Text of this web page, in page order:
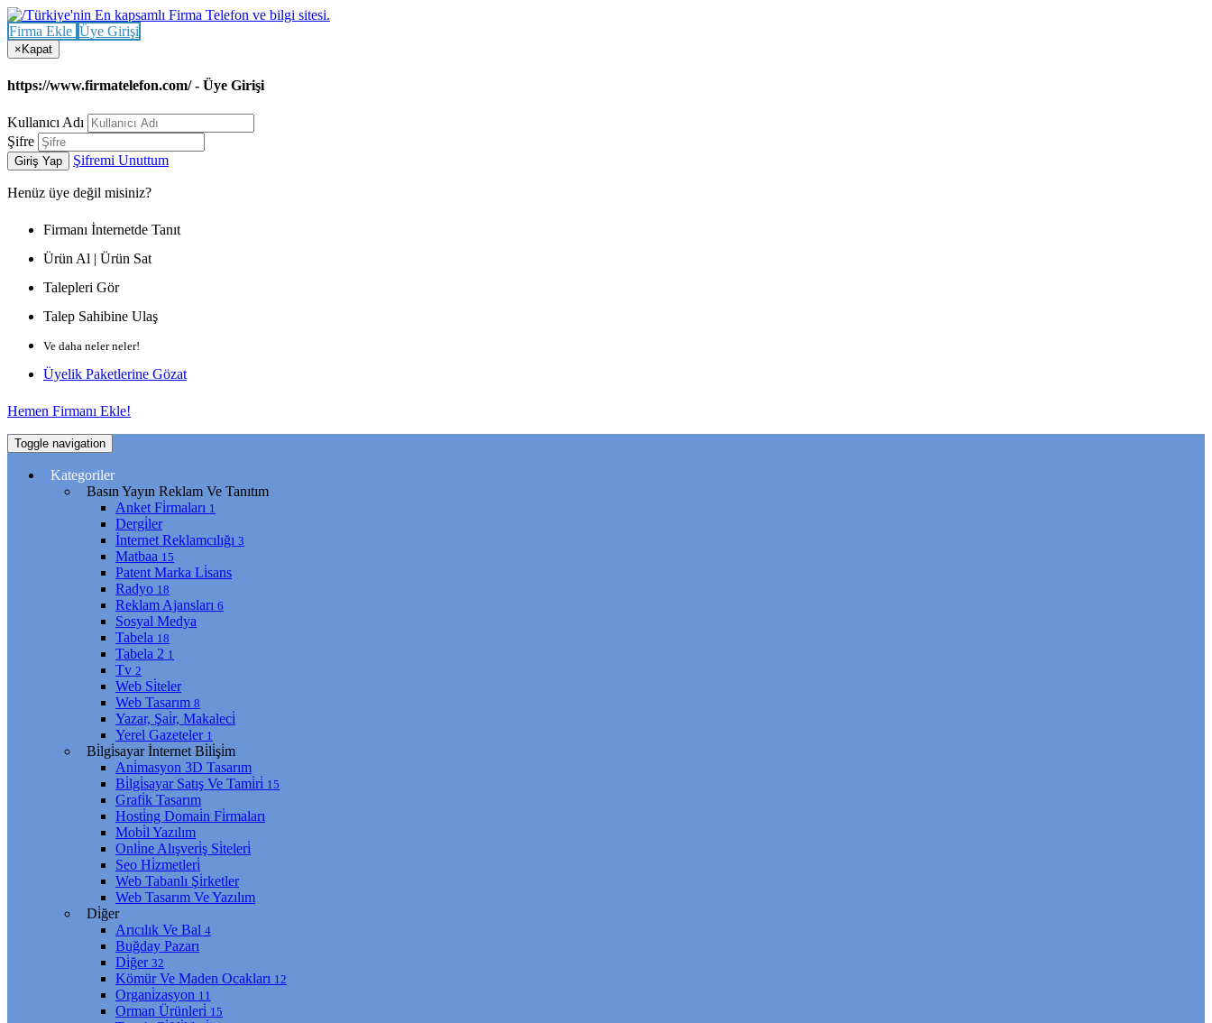
Firma Ekle Üye Girişi
× Kapat
https://www.firmatelefon.com/ - Üye Girişi
Kullanıcı Adı
Şifre
Giriş Yap Şifremi Unuttum
Henüz üye değil misiniz?
Firmanı İnternetde Tanıt
Ürün Al | Ürün Sat
Talepleri Gör
Talep Sahibine Ulaş
Ve daha neler neler!
Üyelik Paketlerine Gözat
Hemen Firmanı Ekle!
Toggle navigation
Kategoriler
Basın Yayın Reklam Ve Tanıtım
Anket Fi̇rmaları 1
Dergi̇ler
İnternet Reklamcılığı 3
Matbaa 15
Patent Marka Li̇sans
Radyo 18
Reklam Ajansları 6
Sosyal Medya
Tabela 18
Tabela 2 1
Tv 2
Web Si̇teler
Web Tasarım 8
Yazar, Şai̇r, Makaleci̇
Yerel Gazeteler 1
Bi̇lgi̇sayar İnternet Bi̇li̇şi̇m
Ani̇masyon 3D Tasarım
Bi̇lgi̇sayar Satış Ve Tami̇ri̇ 15
Grafi̇k Tasarım
Hosti̇ng Domai̇n Fi̇rmaları
Mobi̇l Yazılım
Onli̇ne Alışveri̇ş Si̇teleri̇
Seo Hi̇zmetleri̇
Web Tabanlı Şi̇rketler
Web Tasarım Ve Yazılım
Di̇ğer
Arıcılık Ve Bal 4
Buğday Pazarı
Di̇ğer 32
Kömür Ve Maden Ocakları 12
Organi̇zasyon 11
Orman Ürünleri̇ 15